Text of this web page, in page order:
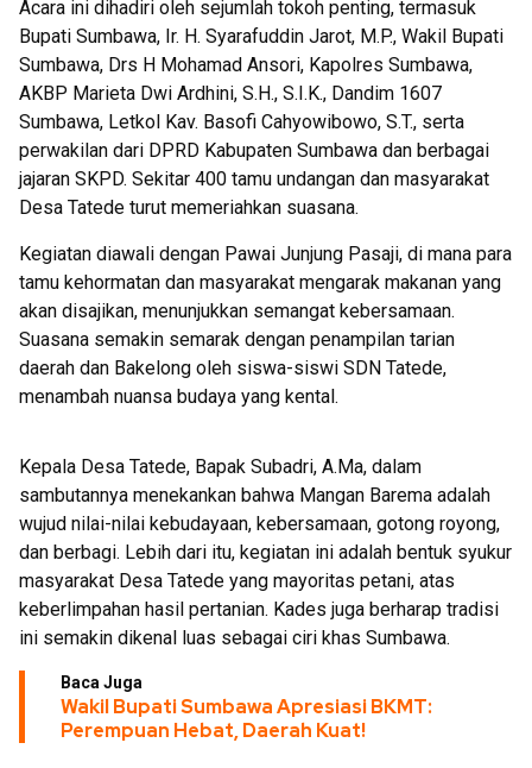
Acara ini dihadiri oleh sejumlah tokoh penting, termasuk
Bupati Sumbawa, Ir. H. Syarafuddin Jarot, M.P., Wakil Bupati
Sumbawa, Drs H Mohamad Ansori, Kapolres Sumbawa,
AKBP Marieta Dwi Ardhini, S.H., S.I.K., Dandim 1607
Sumbawa, Letkol Kav. Basofi Cahyowibowo, S.T., serta
perwakilan dari DPRD Kabupaten Sumbawa dan berbagai
jajaran SKPD. Sekitar 400 tamu undangan dan masyarakat
Desa Tatede turut memeriahkan suasana.
Kegiatan diawali dengan Pawai Junjung Pasaji, di mana para
tamu kehormatan dan masyarakat mengarak makanan yang
akan disajikan, menunjukkan semangat kebersamaan.
Suasana semakin semarak dengan penampilan tarian
daerah dan Bakelong oleh siswa-siswi SDN Tatede,
menambah nuansa budaya yang kental.
Kepala Desa Tatede, Bapak Subadri, A.Ma, dalam
sambutannya menekankan bahwa Mangan Barema adalah
wujud nilai-nilai kebudayaan, kebersamaan, gotong royong,
dan berbagi. Lebih dari itu, kegiatan ini adalah bentuk syukur
masyarakat Desa Tatede yang mayoritas petani, atas
keberlimpahan hasil pertanian. Kades juga berharap tradisi
ini semakin dikenal luas sebagai ciri khas Sumbawa.
Baca Juga
Wakil Bupati Sumbawa Apresiasi BKMT:
Perempuan Hebat, Daerah Kuat!